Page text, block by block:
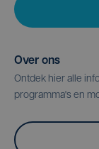
Over ons
Ontdek hier alle
programma's en